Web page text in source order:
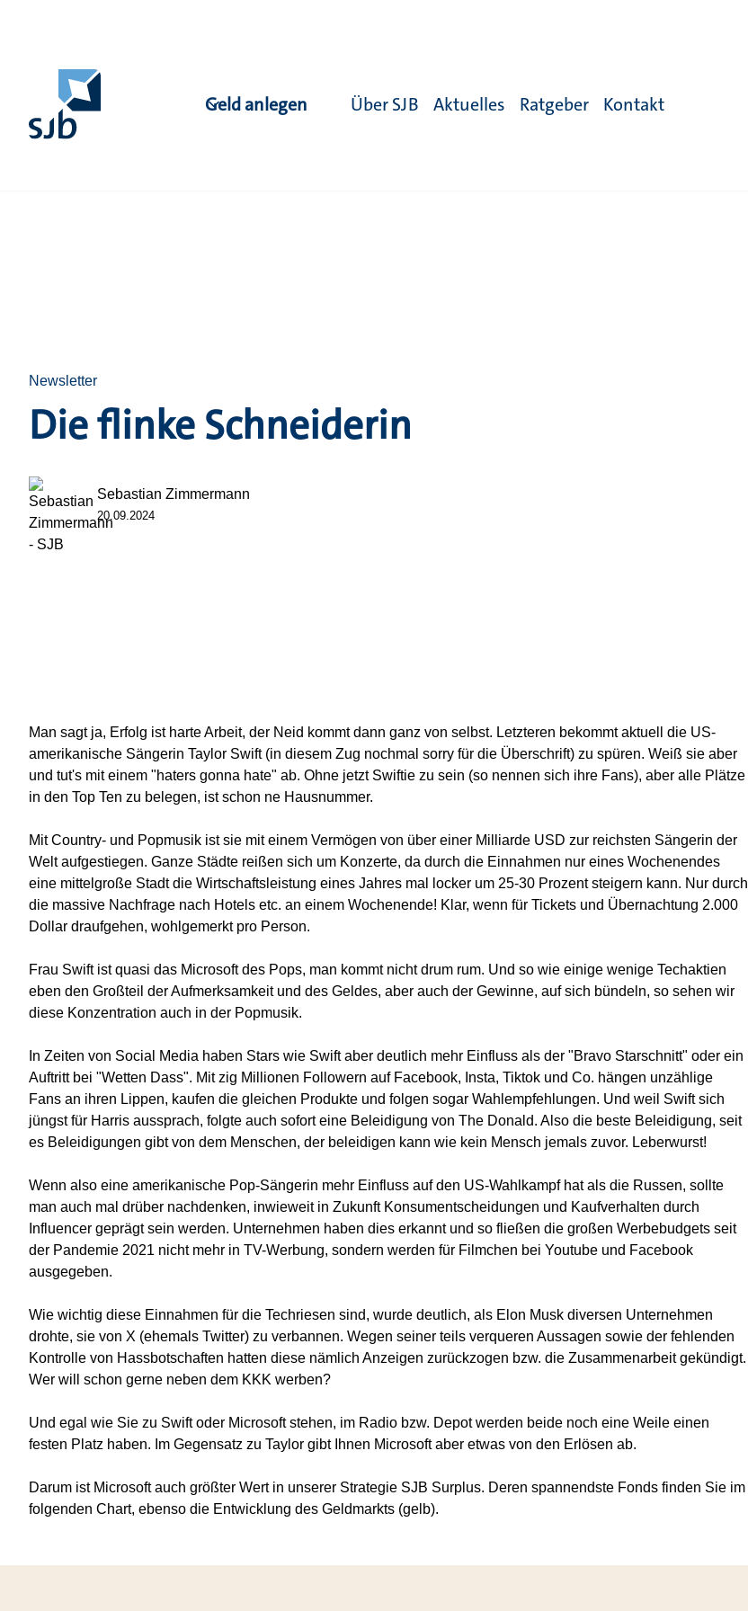
Geld anlegen Über SJB Aktuelles Ratgeber Kontakt
Newsletter
Die flinke Schneiderin
Sebastian Zimmermann
20.09.2024
Man sagt ja, Erfolg ist harte Arbeit, der Neid kommt dann ganz von selbst. Letzteren bekommt aktuell die US-
amerikanische Sängerin Taylor Swift (in diesem Zug nochmal sorry für die Überschrift) zu spüren. Weiß sie aber
und tut's mit einem "haters gonna hate" ab. Ohne jetzt Swiftie zu sein (so nennen sich ihre Fans), aber alle Plätze
in den Top Ten zu belegen, ist schon ne Hausnummer.
Mit Country- und Popmusik ist sie mit einem Vermögen von über einer Milliarde USD zur reichsten Sängerin der
Welt aufgestiegen. Ganze Städte reißen sich um Konzerte, da durch die Einnahmen nur eines Wochenendes
eine mittelgroße Stadt die Wirtschaftsleistung eines Jahres mal locker um 25-30 Prozent steigern kann. Nur durch
die massive Nachfrage nach Hotels etc. an einem Wochenende! Klar, wenn für Tickets und Übernachtung 2.000
Dollar draufgehen, wohlgemerkt pro Person.
Frau Swift ist quasi das Microsoft des Pops, man kommt nicht drum rum. Und so wie einige wenige Techaktien
eben den Großteil der Aufmerksamkeit und des Geldes, aber auch der Gewinne, auf sich bündeln, so sehen wir
diese Konzentration auch in der Popmusik.
In Zeiten von Social Media haben Stars wie Swift aber deutlich mehr Einfluss als der "Bravo Starschnitt" oder ein
Auftritt bei "Wetten Dass". Mit zig Millionen Followern auf Facebook, Insta, Tiktok und Co. hängen unzählige
Fans an ihren Lippen, kaufen die gleichen Produkte und folgen sogar Wahlempfehlungen. Und weil Swift sich
jüngst für Harris aussprach, folgte auch sofort eine Beleidigung von The Donald. Also die beste Beleidigung, seit
es Beleidigungen gibt von dem Menschen, der beleidigen kann wie kein Mensch jemals zuvor. Leberwurst!
Wenn also eine amerikanische Pop-Sängerin mehr Einfluss auf den US-Wahlkampf hat als die Russen, sollte
man auch mal drüber nachdenken, inwieweit in Zukunft Konsumentscheidungen und Kaufverhalten durch
Influencer geprägt sein werden. Unternehmen haben dies erkannt und so fließen die großen Werbebudgets seit
der Pandemie 2021 nicht mehr in TV-Werbung, sondern werden für Filmchen bei Youtube und Facebook
ausgegeben.
Wie wichtig diese Einnahmen für die Techriesen sind, wurde deutlich, als Elon Musk diversen Unternehmen
drohte, sie von X (ehemals Twitter) zu verbannen. Wegen seiner teils verqueren Aussagen sowie der fehlenden
Kontrolle von Hassbotschaften hatten diese nämlich Anzeigen zurückzogen bzw. die Zusammenarbeit gekündigt.
Wer will schon gerne neben dem KKK werben?
Und egal wie Sie zu Swift oder Microsoft stehen, im Radio bzw. Depot werden beide noch eine Weile einen
festen Platz haben. Im Gegensatz zu Taylor gibt Ihnen Microsoft aber etwas von den Erlösen ab.
Darum ist Microsoft auch größter Wert in unserer Strategie SJB Surplus. Deren spannendste Fonds finden Sie im
folgenden Chart, ebenso die Entwicklung des Geldmarkts (gelb).